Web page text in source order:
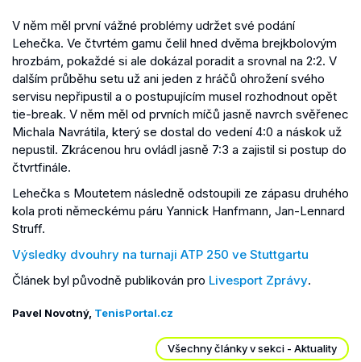
V něm měl první vážné problémy udržet své podání
Lehečka. Ve čtvrtém gamu čelil hned dvěma brejkbolovým
hrozbám, pokaždé si ale dokázal poradit a srovnal na 2:2. V
dalším průběhu setu už ani jeden z hráčů ohrožení svého
servisu nepřipustil a o postupujícím musel rozhodnout opět
tie-break. V něm měl od prvních míčů jasně navrch svěřenec
Michala Navrátila, který se dostal do vedení 4:0 a náskok už
nepustil. Zkrácenou hru ovládl jasně 7:3 a zajistil si postup do
čtvrtfinále.
Lehečka s Moutetem následně odstoupili ze zápasu druhého
kola proti německému páru Yannick Hanfmann, Jan-Lennard
Struff.
Výsledky dvouhry na turnaji ATP 250 ve Stuttgartu
Článek byl původně publikován pro Livesport Zprávy.
Pavel Novotný, TenisPortal.cz
Všechny články v sekci - Aktuality